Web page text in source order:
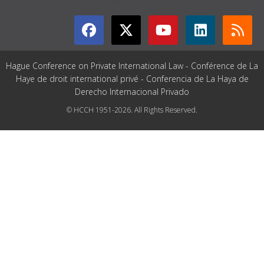
Hague Conference on Private International Law - Conférence de La
Haye de droit international privé - Conferencia de La Haya de
Derecho Internacional Privado
© HCCH 1951-2026. All Rights Reserved.